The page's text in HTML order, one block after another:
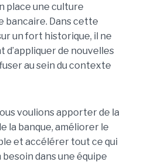
place une culture
bancaire. Dans cette
un fort historique, il ne
d’appliquer de nouvelles
au sein du contexte
voulions apporter de la
la banque, améliorer le
et accélérer tout ce qui
dans une équipe